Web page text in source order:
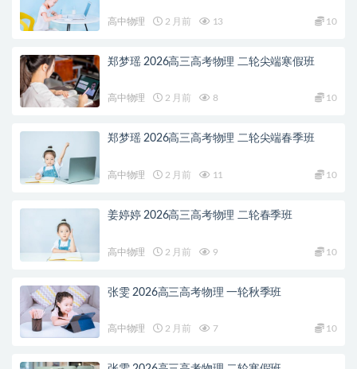
高中物理 2 月前 13 10
郑梦瑶 2026高三高考物理 二轮尖端寒假班
高中物理 2 月前 8 10
郑梦瑶 2026高三高考物理 二轮尖端春季班
高中物理 2 月前 11 10
姜婷婷 2026高三高考物理 二轮春季班
高中物理 2 月前 9 10
张雯 2026高三高考物理 一轮秋季班
高中物理 2 月前 7 10